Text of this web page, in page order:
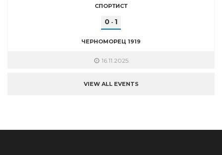
СПОРТИСТ
0 - 1
ЧЕРНОМОРЕЦ 1919
16.11.2025
VIEW ALL EVENTS